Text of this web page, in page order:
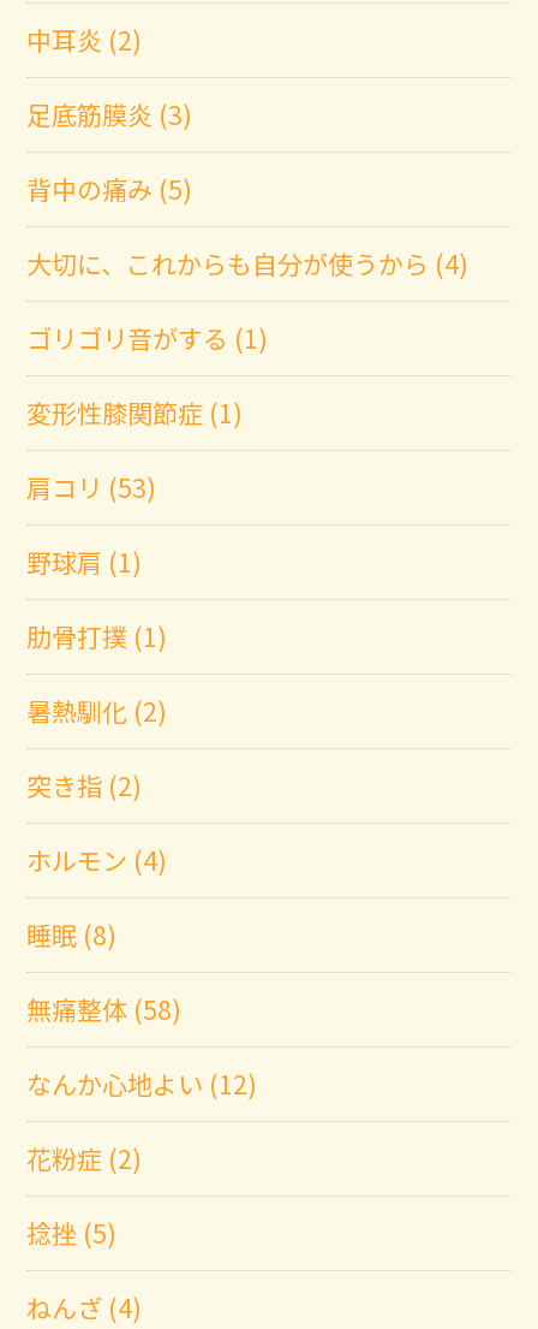
中耳炎 (2)
足底筋膜炎 (3)
背中の痛み (5)
大切に、これからも自分が使うから (4)
ゴリゴリ音がする (1)
変形性膝関節症 (1)
肩コリ (53)
野球肩 (1)
肋骨打撲 (1)
暑熱馴化 (2)
突き指 (2)
ホルモン (4)
睡眠 (8)
無痛整体 (58)
なんか心地よい (12)
花粉症 (2)
捻挫 (5)
ねんざ (4)